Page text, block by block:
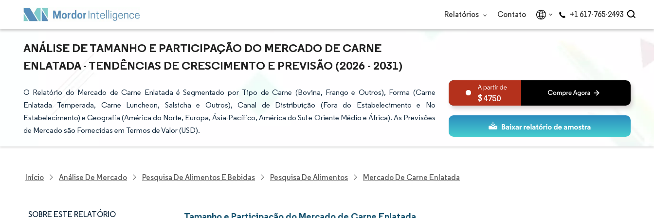
Relatórios Contato +1 617-765-2493
ANÁLISE DE TAMANHO E PARTICIPAÇÃO DO MERCADO DE CARNE
ENLATADA - TENDÊNCIAS DE CRESCIMENTO E PREVISÃO (2026 - 2031)
O Relatório do Mercado de Carne Enlatada é Segmentado por Tipo de Carne (Bovina, Frango e Outros), Forma (Carne
Enlatada Temperada, Carne Luncheon, Salsicha e Outros), Canal de Distribuição (Fora do Estabelecimento e No
Estabelecimento) e Geografia (América do Norte, Europa, Ásia-Pacífico, América do Sul e Oriente Médio e África). As Previsões
de Mercado são Fornecidas em Termos de Valor (USD).
4750
Início Análise De Mercado Pesquisa De Alimentos E Bebidas Pesquisa De Alimentos Mercado De Carne Enlatada
SOBRE ESTE RELATÓRIO